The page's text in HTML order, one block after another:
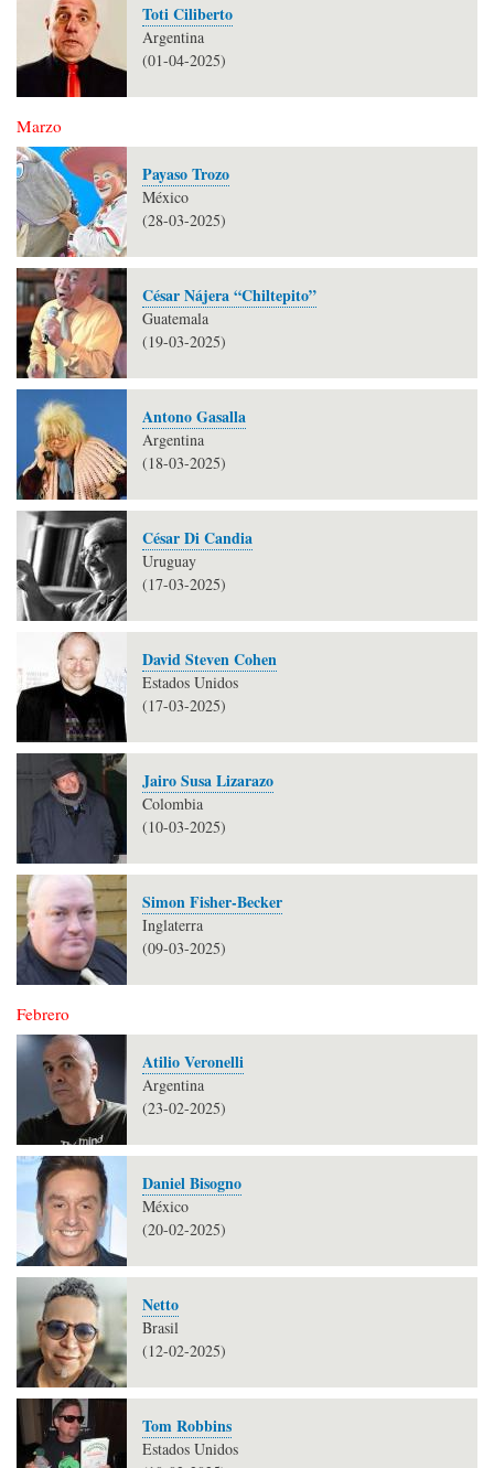
Toti Ciliberto
Argentina
(01-04-2025)
Marzo
Payaso Trozo
México
(28-03-2025)
César Nájera “Chiltepito”
Guatemala
(19-03-2025)
Antono Gasalla
Argentina
(18-03-2025)
César Di Candia
Uruguay
(17-03-2025)
David Steven Cohen
Estados Unidos
(17-03-2025)
Jairo Susa Lizarazo
Colombia
(10-03-2025)
Simon Fisher-Becker
Inglaterra
(09-03-2025)
Febrero
Atilio Veronelli
Argentina
(23-02-2025)
Daniel Bisogno
México
(20-02-2025)
Netto
Brasil
(12-02-2025)
Tom Robbins
Estados Unidos